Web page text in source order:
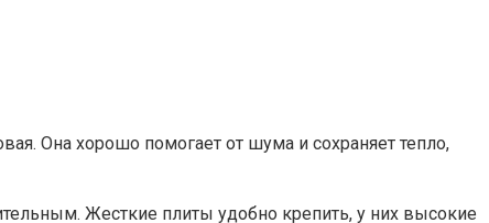
Она хорошо помогает от шума и сохраняет тепло,
Жесткие плиты удобно крепить, у них высокие